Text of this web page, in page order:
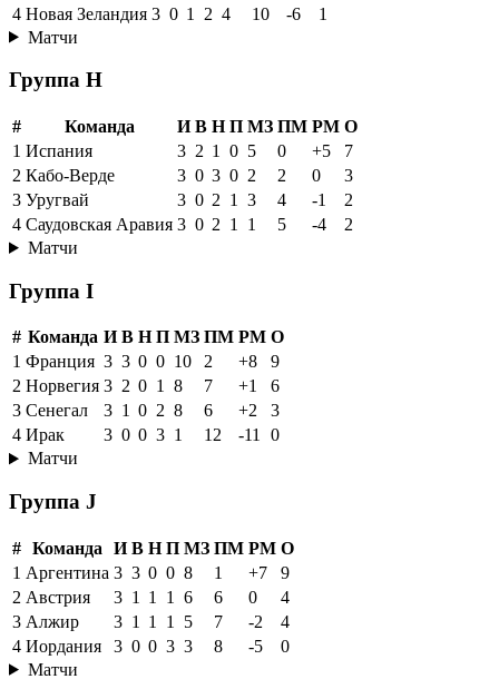
4 Новая Зеландия 3 0 1 2 4 10 -6
1
Матчи
Группа H
# Команда И В Н П МЗ ПМ РМ О
1 Испания 3 2 1 0 5 0 +5
7
2 Кабо-Верде 3 0 3 0 2 2 0
3
3 Уругвай 3 0 2 1 3 4 -1
2
4 Саудовская Аравия 3 0 2 1 1 5 -4
2
Матчи
Группа I
# Команда И В Н П МЗ ПМ РМ О
1 Франция 3 3 0 0 10 2 +8
9
2 Норвегия 3 2 0 1 8 7 +1
6
3 Сенегал 3 1 0 2 8 6 +2
3
4 Ирак 3 0 0 3 1 12 -11 0
Матчи
Группа J
# Команда И В Н П МЗ ПМ РМ О
1 Аргентина 3 3 0 0 8 1 +7
9
2 Австрия 3 1 1 1 6 6 0
4
3 Алжир 3 1 1 1 5 7 -2
4
4 Иордания 3 0 0 3 3 8 -5
0
Матчи